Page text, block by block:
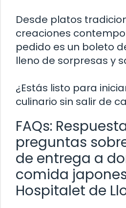
Desde platos
creaciones
pedido es un boleto
lleno de sorpresas y
¿Estás listo para
culinario sin salir de
FAQs:
preguntas
de entrega a
comida
Hospitalet de